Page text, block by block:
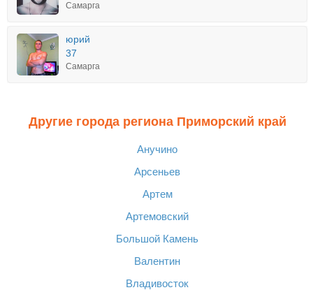
Самарга
юрий
37
Самарга
Другие города региона Приморский край
Анучино
Арсеньев
Артем
Артемовский
Большой Камень
Валентин
Владивосток